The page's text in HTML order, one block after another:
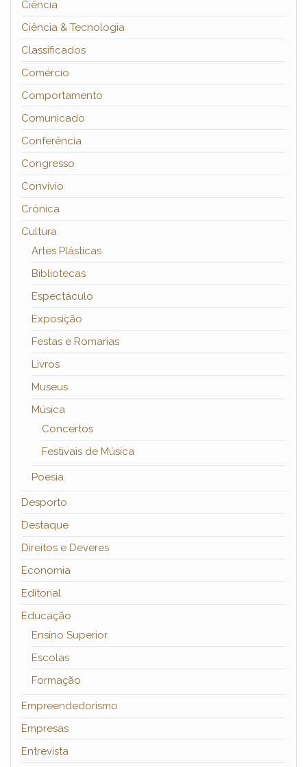
Ciência
Ciência & Tecnologia
Classificados
Comércio
Comportamento
Comunicado
Conferência
Congresso
Convívio
Crónica
Cultura
Artes Plásticas
Bibliotecas
Espectáculo
Exposição
Festas e Romarias
Livros
Museus
Música
Concertos
Festivais de Música
Poesia
Desporto
Destaque
Direitos e Deveres
Economia
Editorial
Educação
Ensino Superior
Escolas
Formação
Empreendedorismo
Empresas
Entrevista